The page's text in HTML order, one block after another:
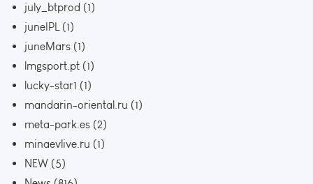
july_btprod (1)
juneIPL(1)
juneMars (1)
lmgsport.pt (1)
lucky-star1 (1)
mandarin-oriental.ru (1)
meta-park.es (2)
minaevlive.ru (1)
NEW (5)